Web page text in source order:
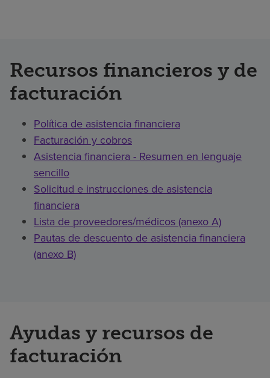
Recursos financieros y de
facturación
Política de asistencia financiera
Facturación y cobros
Asistencia financiera - Resumen en lenguaje
sencillo
Solicitud e instrucciones de asistencia
financiera
Lista de proveedores/médicos (anexo A)
Pautas de descuento de asistencia financiera
(anexo B)
Ayudas y recursos de
facturación